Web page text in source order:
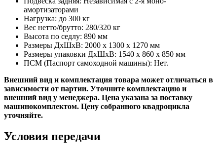
амортизаторами
Нагрузка: до 300 кг
Вес нетто/брутто: 280/320 кг
Высота по седлу: 890 мм
Размеры ДхШхВ: 2000 x 1300 x 1270 мм
Размеры упаковки ДхШхВ: 1540 x 860 x 850 мм
ПСМ (Паспорт самоходной машины): Нет.
Внешний вид и комплектация товара может отличаться в
зависимости от партии. Уточните комплектацию и
внешний вид у менеджера.​ Цена указана за поставку
машинокомплектом. Цену собранного квадроцикла
уточняйте.
Условия передачи